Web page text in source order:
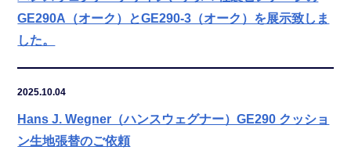
GE290A（オーク）とGE290-3（オーク）を展示致しま
した。
2025.10.04
Hans J. Wegner（ハンスウェグナー）GE290 クッショ
ン生地張替のご依頼